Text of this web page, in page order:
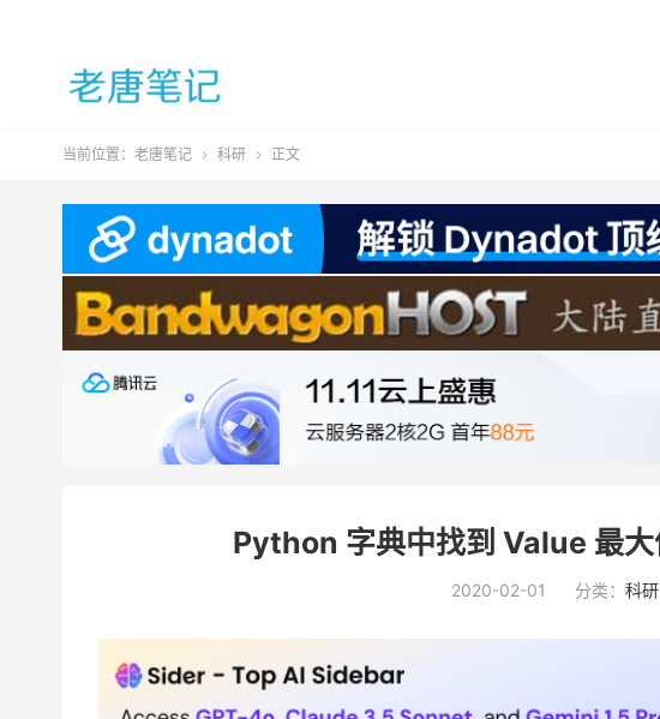
当前位置： 老唐笔记  科研  正文
Python 字典中找到 Value 最
2020-02-01 分类： 科研